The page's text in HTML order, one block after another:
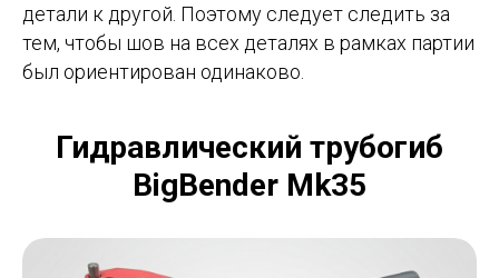
детали к другой. Поэтому следует следить за
тем, чтобы шов на всех деталях в рамках партии
был ориентирован одинаково.
Гидравлический трубогиб
BigBender Mk35